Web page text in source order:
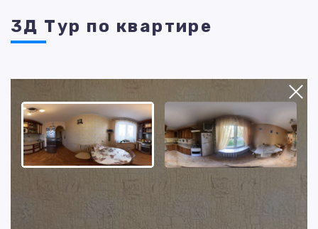
3Д Тур по квартире